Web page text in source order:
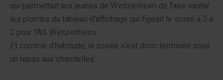
qui permettait aux jeunes de Wintzenheim de faire sauter
les plombs du tableau d’affichage qui figeait le score à 3 à
2 pour l’AS Wintzenheim.
Et comme d’habitude, la soirée s’est donc terminée sous
un repas aux chandelles.